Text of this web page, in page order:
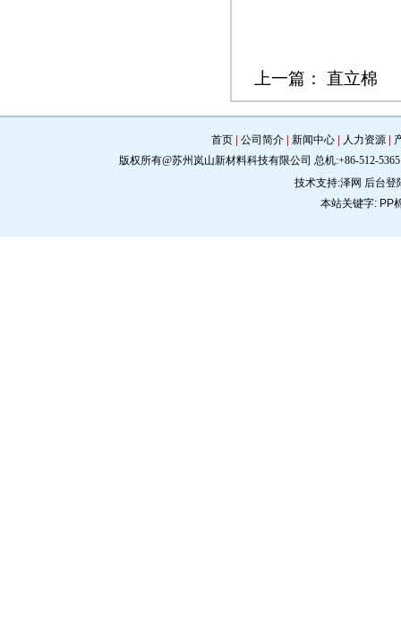
上一篇： 直立棉
首页| 公司简介| 新闻中心| 人力资源|
版权所有@苏州岚山新材料科技有限公司 总机:+86-512-5365
技术支持:泽网 后台登
本站关键字: PP